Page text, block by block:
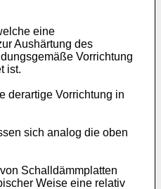
eine
Aushärtung des
Vorrichtung
ist.
derartige Vorrichtung in
sich analog die oben
Schalldämmplatten
Weise eine relativ